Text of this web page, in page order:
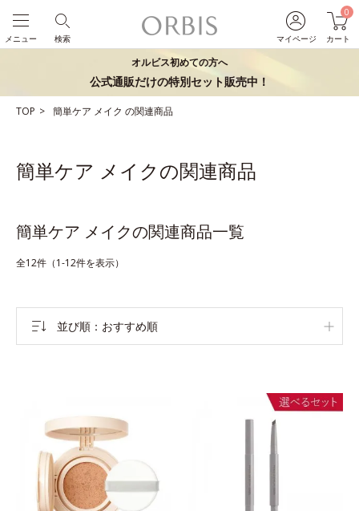
マイページ
0
カート
検索
メニュー
オルビス初めての方へ
公式通販だけの特別セット販売中！
TOP 簡単ケア メイク の関連商品
簡単ケア メイクの関連商品
簡単ケア メイクの関連商品一覧
全12件（1-12件を表示）
並び順 おすすめ順